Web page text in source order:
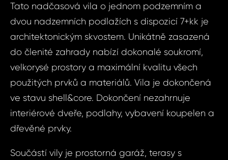
Tato nadčasová vila o jednom podzemním a
dvou nadzemních podlažích s dispozicí 7+kk je
architektonickým skvostem. Unikátně zasazená
do členité zahrady nabízí dokonalé soukromí,
velkorysé prostory a maximální kvalitu všech
použitých prvků a materiálů. Vila je dokončená
ve stavu shell&core. Dokončení nezahrnuje
interiérové dveře, podlahy, vybavení koupelen a
dřevěné prvky.
​​Součástí vily je prostorná garáž, terasy s